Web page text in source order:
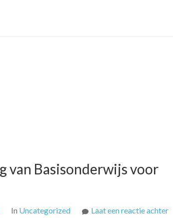
van Basisonderwijs voor
In Uncategorized Laat een reactie achterop